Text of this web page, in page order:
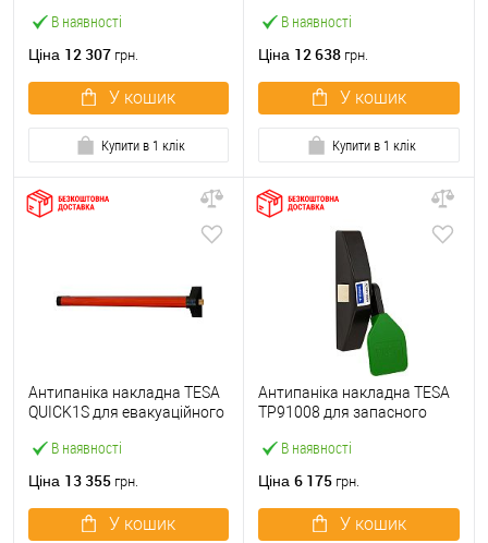
В наявності
Ціна 12 307 грн.
У кошик
Купити в 1 клік
В наявності
зелений
Ціна 12 638 грн.
У кошик
Купити в 1 клік
В наявності
Антипаніка накладна TESA
QUICK1S для евакуаційного
червоний
Ціна 13 355 грн.
У кошик
В наявності
Антипаніка накладна TESA
TP91008 для запасного
зелений
Ціна 6 175 грн.
У кошик